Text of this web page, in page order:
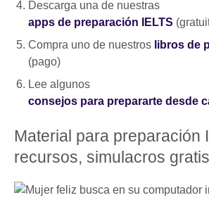
Descarga una de nuestras
apps de preparación IELTS
Compra uno de nuestros libros de
(pago)
Lee algunos
consejos para prepararte desde
Material para preparación
recursos, simulacros